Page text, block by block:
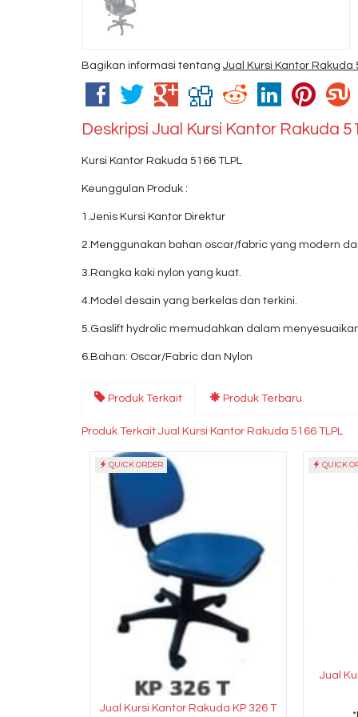
Bagikan informasi tentang Jual Kursi Kantor Rakuda
Deskripsi Jual Kursi Kantor Rakuda
Kursi Kantor Rakuda 5166 TLPL
Keunggulan Produk :
1.Jenis Kursi Kantor Direktur
2.Menggunakan bahan oscar/fabric yang modern
3.Rangka kaki nylon yang kuat.
4.Model desain yang berkelas dan terkini.
5.Gaslift hydrolic memudahkan dalam
6.Bahan: Oscar/Fabric dan Nylon
Produk Terkait Produk Terbaru
Produk Terkait Jual Kursi Kantor Rakuda 5166 TLPL
QUICK ORDER
Jual Kursi Kantor Rakuda KP 326 T
QUICK
Jual